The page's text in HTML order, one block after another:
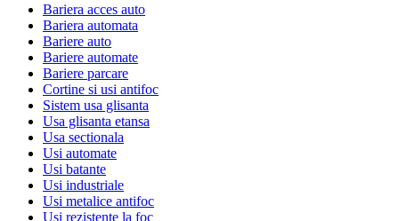
Bariera acces auto
Bariera automata
Bariere auto
Bariere automate
Bariere parcare
Cortine si usi antifoc
Sistem usa glisanta
Usa glisanta etansa
Usa sectionala
Usi automate
Usi batante
Usi industriale
Usi metalice antifoc
Usi rezistente la foc